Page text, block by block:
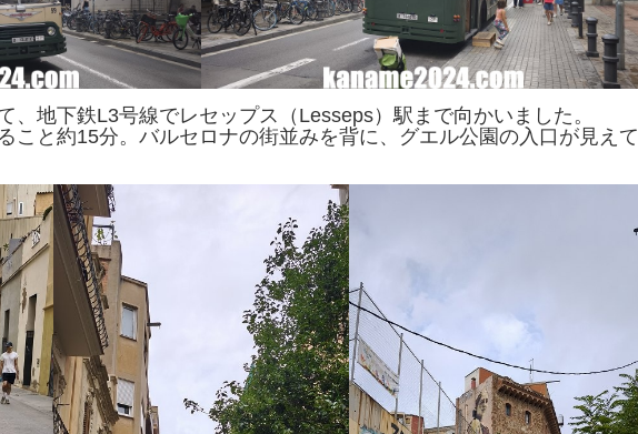
、地下鉄L3号線でレセップス（Lesseps）駅まで向かいました。
こと約15分。バルセロナの街並みを背に、グエル公園の入口が見えて